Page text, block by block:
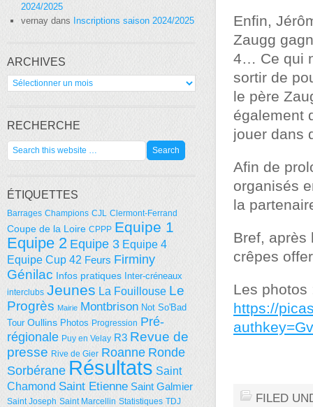
Enfin,
Zaugg
4… Ce qui
sortir de
le père
également
jouer dans
Afin de
organisés
la
Bref, après
crêpes
Les photos
https://
FILED
2024/2025
vernay dans Inscriptions saison 2024/2025
ARCHIVES
Archives
RECHERCHE
ÉTIQUETTES
Barrages Champions CJL Clermont-Ferrand
Coupe de la Loire CPPP Equipe 1
Equipe 2 Equipe 3 Equipe 4
Equipe Cup 42 Feurs Firminy
Génilac Infos pratiques Inter-créneaux
interclubs Jeunes La Fouillouse Le
Progrès Mairie Montbrison Not So'Bad
Tour Oullins Photos Progression Pré-
régionale Puy en Velay R3 Revue de
presse Rive de Gier Roanne Ronde
Sorbérane Résultats Saint
Chamond Saint Etienne Saint Galmier
Saint Joseph Saint Marcellin Statistiques TDJ